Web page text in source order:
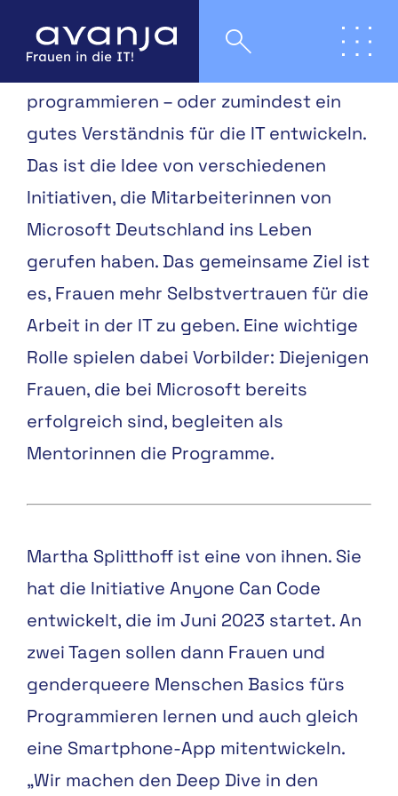
Anyone can code: Jede:r kann
programmieren – oder zumindest ein
gutes Verständnis für die IT entwickeln.
Das ist die Idee von verschiedenen
Initiativen, die Mitarbeiterinnen von
Microsoft Deutschland ins Leben
gerufen haben. Das gemeinsame Ziel ist
es, Frauen mehr Selbstvertrauen für die
Arbeit in der IT zu geben. Eine wichtige
Rolle spielen dabei Vorbilder: Diejenigen
Frauen, die bei Microsoft bereits
erfolgreich sind, begleiten als
Mentorinnen die Programme.
Martha Splitthoff ist eine von ihnen. Sie
hat die Initiative Anyone Can Code
entwickelt, die im Juni 2023 startet. An
zwei Tagen sollen dann Frauen und
genderqueere Menschen Basics fürs
Programmieren lernen und auch gleich
eine Smartphone-App mitentwickeln.
„Wir machen den Deep Dive in den